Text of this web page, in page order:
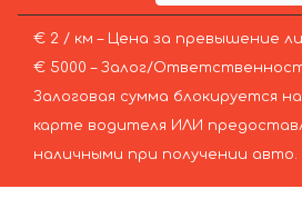
€ 2 / км – Цена за превышение
€ 5000 – Залог/
Залоговая сумма блокируется
карте водителя ИЛИ
наличными при получении авто.